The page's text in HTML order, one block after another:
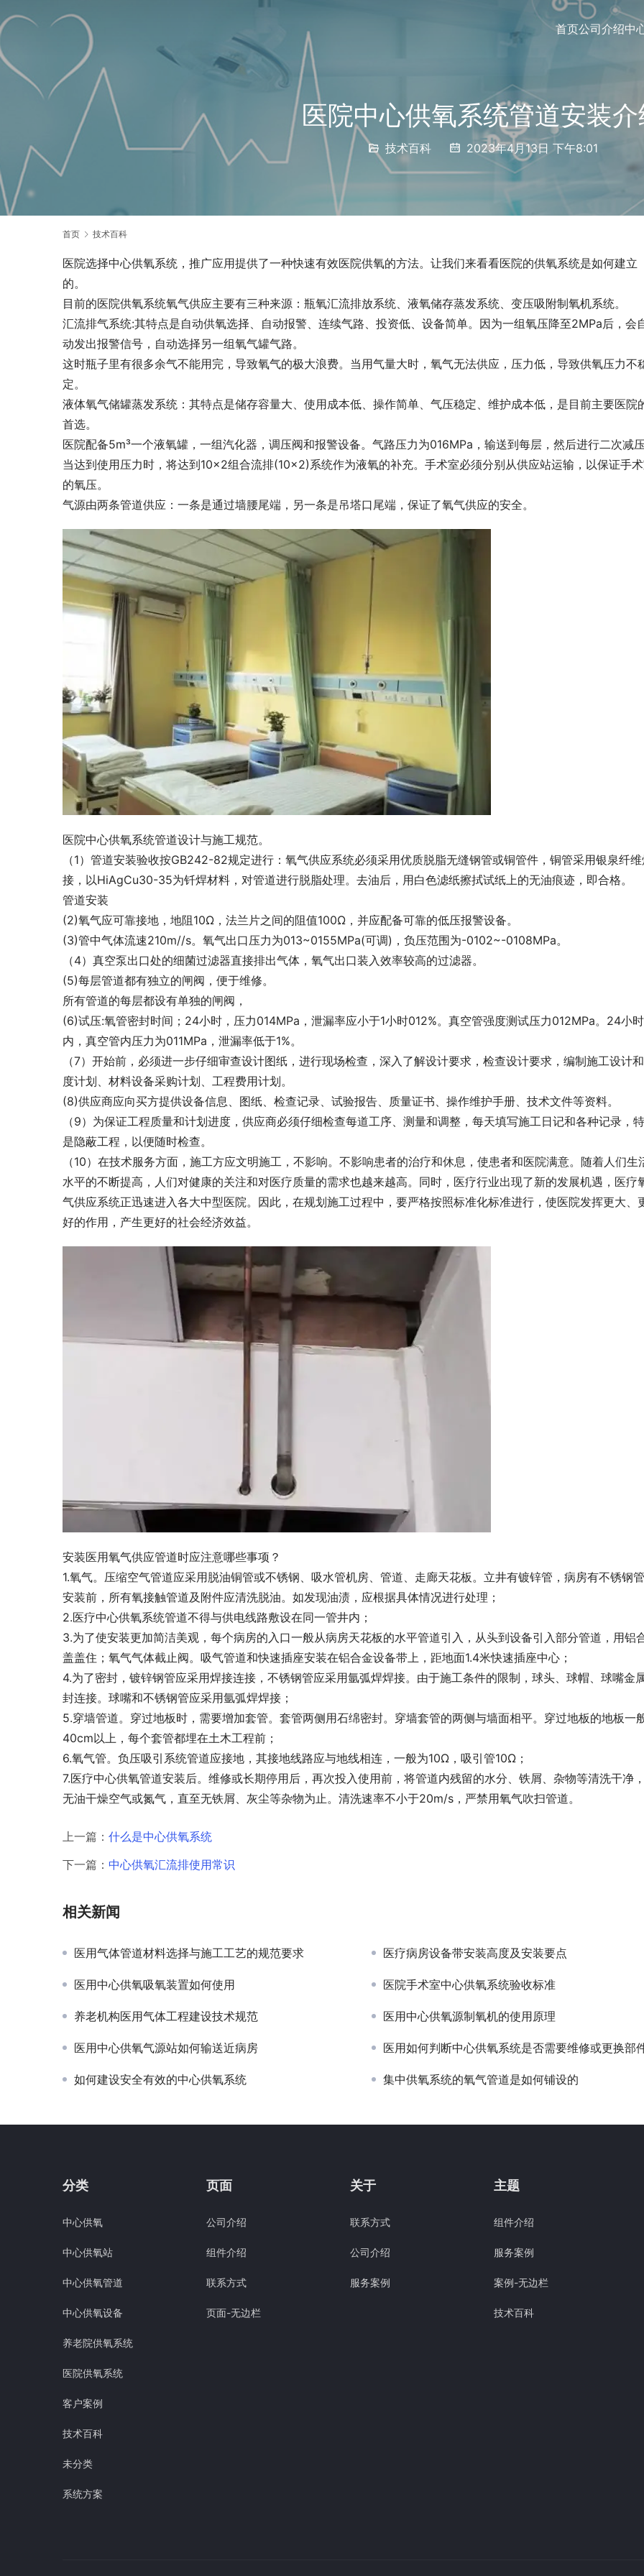
首页公司介绍中
医院中心供氧系统管道安装介
技术百科 2023年4月13日 下午8:01
首页 技术百科
医院选择中心供氧系统，推广应用提供了一种快速有效医院供氧的方法。让我们来看看医院的供氧系统是如何建立
的。
目前的医院供氧系统氧气供应主要有三种来源：瓶氧汇流排放系统、液氧储存蒸发系统、变压吸附制氧机系统。
汇流排气系统:其特点是自动供氧选择、自动报警、连续气路、投资低、设备简单。因为一组氧压降至2MPa后，会
动发出报警信号，自动选择另一组氧气罐气路。
这时瓶子里有很多余气不能用完，导致氧气的极大浪费。当用气量大时，氧气无法供应，压力低，导致供氧压力不
定。
液体氧气储罐蒸发系统：其特点是储存容量大、使用成本低、操作简单、气压稳定、维护成本低，是目前主要医院
首选。
医院配备5m³一个液氧罐，一组汽化器，调压阀和报警设备。气路压力为016MPa，输送到每层，然后进行二次减压
当达到使用压力时，将达到10×2组合流排(10×2)系统作为液氧的补充。手术室必须分别从供应站运输，以保证手
的氧压。
气源由两条管道供应：一条是通过墙腰尾端，另一条是吊塔口尾端，保证了氧气供应的安全。
医院中心供氧系统管道设计与施工规范。
（1）管道安装验收按GB242-82规定进行：氧气供应系统必须采用优质脱脂无缝钢管或铜管件，铜管采用银泉纤
接，以HiAgCu30-35为钎焊材料，对管道进行脱脂处理。去油后，用白色滤纸擦拭试纸上的无油痕迹，即合格。
管道安装
(2)氧气应可靠接地，地阻10Ω，法兰片之间的阻值100Ω，并应配备可靠的低压报警设备。
(3)管中气体流速210m//s。氧气出口压力为013~0155MPa(可调)，负压范围为-0102~-0108MPa。
（4）真空泵出口处的细菌过滤器直接排出气体，氧气出口装入效率较高的过滤器。
(5)每层管道都有独立的闸阀，便于维修。
所有管道的每层都设有单独的闸阀，
(6)试压:氧管密封时间；24小时，压力014MPa，泄漏率应小于1小时012%。真空管强度测试压力012MPa。24小时
内，真空管内压力为011MPa，泄漏率低于1%。
（7）开始前，必须进一步仔细审查设计图纸，进行现场检查，深入了解设计要求，检查设计要求，编制施工设计
度计划、材料设备采购计划、工程费用计划。
(8)供应商应向买方提供设备信息、图纸、检查记录、试验报告、质量证书、操作维护手册、技术文件等资料。
（9）为保证工程质量和计划进度，供应商必须仔细检查每道工序、测量和调整，每天填写施工日记和各种记录，
是隐蔽工程，以便随时检查。
（10）在技术服务方面，施工方应文明施工，不影响。不影响患者的治疗和休息，使患者和医院满意。随着人们生
水平的不断提高，人们对健康的关注和对医疗质量的需求也越来越高。同时，医疗行业出现了新的发展机遇，医疗
气供应系统正迅速进入各大中型医院。因此，在规划施工过程中，要严格按照标准化标准进行，使医院发挥更大、
好的作用，产生更好的社会经济效益。
安装医用氧气供应管道时应注意哪些事项？
1.氧气。压缩空气管道应采用脱油铜管或不锈钢、吸水管机房、管道、走廊天花板。立井有镀锌管，病房有不锈钢管
安装前，所有氧接触管道及附件应清洗脱油。如发现油渍，应根据具体情况进行处理；
2.医疗中心供氧系统管道不得与供电线路敷设在同一管井内；
3.为了使安装更加简洁美观，每个病房的入口一般从病房天花板的水平管道引入，从头到设备引入部分管道，用铝
盖盖住；氧气气体截止阀。吸气管道和快速插座安装在铝合金设备带上，距地面1.4米快速插座中心；
4.为了密封，镀锌钢管应采用焊接连接，不锈钢管应采用氩弧焊焊接。由于施工条件的限制，球头、球帽、球嘴金
封连接。球嘴和不锈钢管应采用氩弧焊焊接；
5.穿墙管道。穿过地板时，需要增加套管。套管两侧用石绵密封。穿墙套管的两侧与墙面相平。穿过地板的地板一
40cm以上，每个套管都埋在土木工程前；
6.氧气管。负压吸引系统管道应接地，其接地线路应与地线相连，一般为10Ω，吸引管10Ω；
7.医疗中心供氧管道安装后。维修或长期停用后，再次投入使用前，将管道内残留的水分、铁屑、杂物等清洗干净
无油干燥空气或氮气，直至无铁屑、灰尘等杂物为止。清洗速率不小于20m/s，严禁用氧气吹扫管道。
上一篇： 什么是中心供氧系统
下一篇： 中心供氧汇流排使用常识
相关新闻
医用气体管道材料选择与施工工艺的规范要求 医疗病房设备带安装高度及安装要点
医用中心供氧吸氧装置如何使用 医院手术室中心供氧系统验收标准
养老机构医用气体工程建设技术规范 医用中心供氧源制氧机的使用原理
医用中心供氧气源站如何输送近病房 医用如何判断中心供氧系统是否需要维修或更换部件医
如何建设安全有效的中心供氧系统 集中供氧系统的氧气管道是如何铺设的
分类
中心供氧
中心供氧站
中心供氧管道
中心供氧设备
养老院供氧系统
医院供氧系统
客户案例
技术百科
未分类
系统方案
页面
公司介绍
组件介绍
联系方式
页面-无边栏
关于
联系方式
公司介绍
服务案例
主题
组件介绍
服务案例
案例-无边栏
技术百科